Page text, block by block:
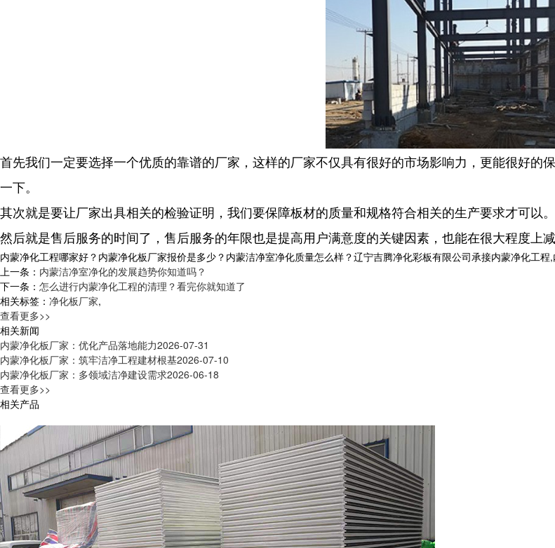
首先我们一定要选择一个优质的靠谱的厂家，这样的厂家不仅具有很好的市场影响力，更能很好
一下。
其次就是要让厂家出具相关的检验证明，我们要保障板材的质量和规格符合相关的生产要求才可以。
然后就是售后服务的时间了，售后服务的年限也是提高用户满意度的关键因素，也能在很大程度上
内蒙净化工程哪家好？内蒙净化板厂家报价是多少？内蒙洁净室净化质量怎么样？辽宁吉腾净化彩板有限公司承接内蒙净化工
上一条： 内蒙洁净室净化的发展趋势你知道吗？
下一条： 怎么进行内蒙净化工程的清理？看完你就知道了
相关标签： 净化板厂家,
查看更多>>
相关新闻
内蒙净化板厂家：优化产品落地能力2026-07-31
内蒙净化板厂家：筑牢洁净工程建材根基2026-07-10
内蒙净化板厂家：多领域洁净建设需求2026-06-18
查看更多>>
相关产品